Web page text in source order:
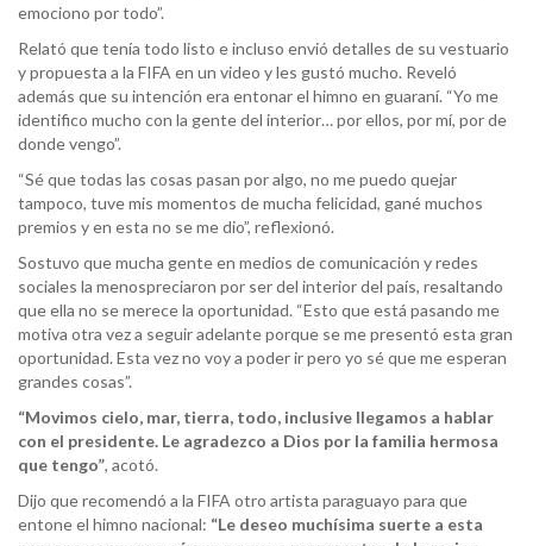
emociono por todo”.
Relató que tenía todo listo e incluso envió detalles de su vestuario
y propuesta a la FIFA en un video y les gustó mucho. Reveló
además que su intención era entonar el himno en guaraní. “Yo me
identifico mucho con la gente del interior… por ellos, por mí, por de
donde vengo”.
“Sé que todas las cosas pasan por algo, no me puedo quejar
tampoco, tuve mis momentos de mucha felicidad, gané muchos
premios y en esta no se me dio”, reflexionó.
Sostuvo que mucha gente en medios de comunicación y redes
sociales la menospreciaron por ser del interior del país, resaltando
que ella no se merece la oportunidad. “Esto que está pasando me
motiva otra vez a seguir adelante porque se me presentó esta gran
oportunidad. Esta vez no voy a poder ir pero yo sé que me esperan
grandes cosas”.
“Movimos cielo, mar, tierra, todo, inclusive llegamos a hablar
con el presidente. Le agradezco a Dios por la familia hermosa
que tengo”, acotó.
Dijo que recomendó a la FIFA otro artista paraguayo para que
entone el himno nacional: “Le deseo muchísima suerte a esta